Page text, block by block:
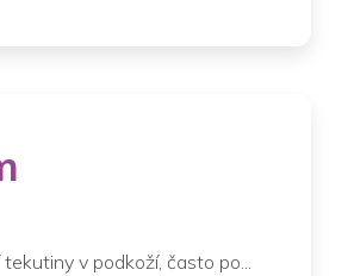
v podkoží, často po...